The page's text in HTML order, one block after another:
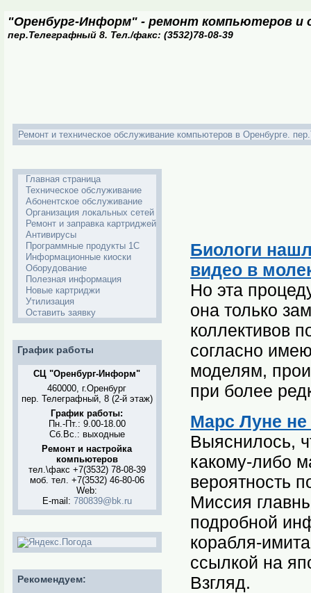
"Оренбург-Информ" - ремонт компьютеров и
пер.Телеграфный 8. Тел./факс: (3532)78-08-39
Ремонт и техническое обслуживание компьютеров в Оренбурге.
Главная страница
Техническое обслуживание
Абонентское обслуживание
Организация локальных сетей
Ремонт и заправка картриджей
Антивирусы
Программные продукты 1С
Информационные киоски
Оборудование
Полезная информация
Новые картриджи
Утилизация
Оставить заявку
График работы
СЦ "Оренбург-Информ"
460000, г.Оренбург
пер. Телеграфный, 8 (2-й этаж)
График работы:
Пн.-Пт.: 9.00-18.00
Сб.Вс.: выходные
Ремонт и настройка
компьютеров
тел.\факс +7(3532) 78-08-39
моб. тел. +7(3532) 46-80-06
Web:
E-mail: 780839@bk.ru
Рекомендуем:
Биологи
видео в
Но эта
она только
коллективов
согласно
моделям,
при более
Марс Луне не
Выяснилось,
какому-либо
вероятность
Миссия
подробной
корабля-
ссылкой на
Взгляд.